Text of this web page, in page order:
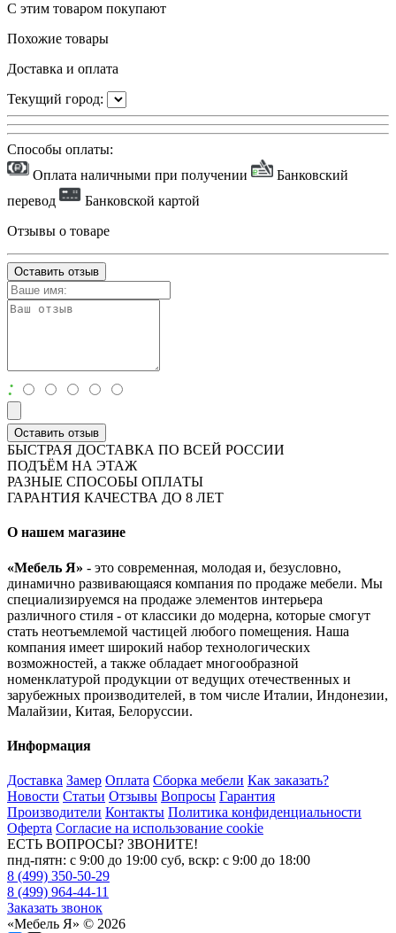
С этим товаром покупают
Похожие товары
Доставка и оплата
Текущий город:
Способы оплаты:
Оплата наличными при получении
Банковский
перевод
Банковской картой
Отзывы о товаре
Оставить отзыв
:
Оставить отзыв
БЫСТРАЯ ДОСТАВКА ПО ВСЕЙ РОССИИ
ПОДЪЁМ НА ЭТАЖ
РАЗНЫЕ СПОСОБЫ ОПЛАТЫ
ГАРАНТИЯ КАЧЕСТВА ДО 8 ЛЕТ
О нашем магазине
«Мебель Я» - это современная, молодая и, безусловно,
динамично развивающаяся компания по продаже мебели. Мы
специализируемся на продаже элементов интерьера
различного стиля - от классики до модерна, которые смогут
стать неотъемлемой частицей любого помещения. Наша
компания имеет широкий набор технологических
возможностей, а также обладает многообразной
номенклатурой продукции от ведущих отечественных и
зарубежных производителей, в том числе Италии, Индонезии,
Малайзии, Китая, Белоруссии.
Информация
Доставка Замер Оплата Сборка мебели Как заказать?
Новости Статьи Отзывы Вопросы Гарантия
Производители Контакты Политика конфиденциальности
Оферта Согласие на использование cookie
ЕСТЬ ВОПРОСЫ? ЗВОНИТЕ!
пнд-пятн: с 9:00 до 19:00 суб, вскр: с 9:00 до 18:00
8 (499) 350-50-29
8 (499) 964-44-11
Заказать звонок
«Мебель Я» © 2026